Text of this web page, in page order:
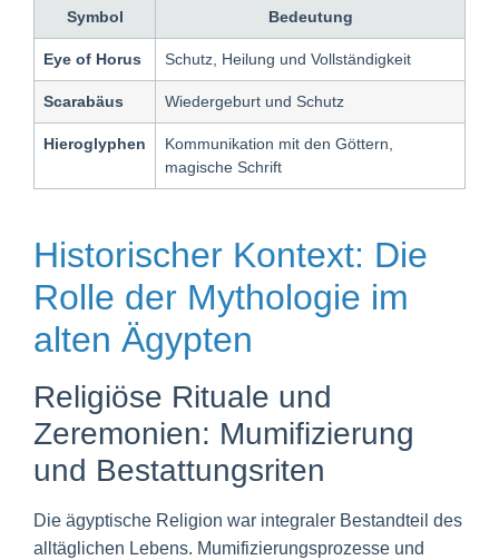
Symbol Bedeutung
Eye of Horus Schutz, Heilung und Vollständigkeit
Scarabäus Wiedergeburt und Schutz
Hieroglyphen
Kommunikation mit den Göttern,
magische Schrift
Historischer Kontext: Die
Rolle der Mythologie im
alten Ägypten
Religiöse Rituale und
Zeremonien: Mumifizierung
und Bestattungsriten
Die ägyptische Religion war integraler Bestandteil des
alltäglichen Lebens. Mumifizierungsprozesse und